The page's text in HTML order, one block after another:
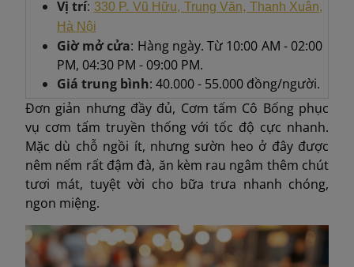
Vị trí: 330 P. Vũ Hữu, Trung Văn, Thanh Xuân,
Hà Nội
Giờ mở cửa: Hàng ngày. Từ 10:00 AM - 02:00
PM, 04:30 PM - 09:00 PM.
Giá trung bình: 40.000 - 55.000 đồng/người.
Đơn giản nhưng đầy đủ, Cơm tấm Cô Bống phục
vụ cơm tấm truyền thống với tốc độ cực nhanh.
Mặc dù chỗ ngồi ít, nhưng sườn heo ở đây được
nêm nếm rất đậm đà, ăn kèm rau ngâm thêm chút
tươi mát, tuyệt vời cho bữa trưa nhanh chóng,
ngon miệng.